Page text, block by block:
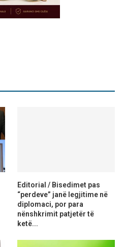
Editorial / Bisedimet pas
“perdeve” janë legjitime në
diplomaci, por para
nënshkrimit patjetër të
ketë...